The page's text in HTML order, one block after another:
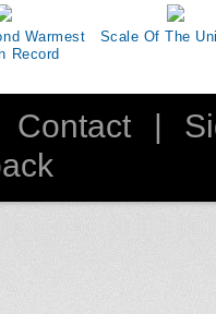
Warmest
Record
Scale Of The
Contact |